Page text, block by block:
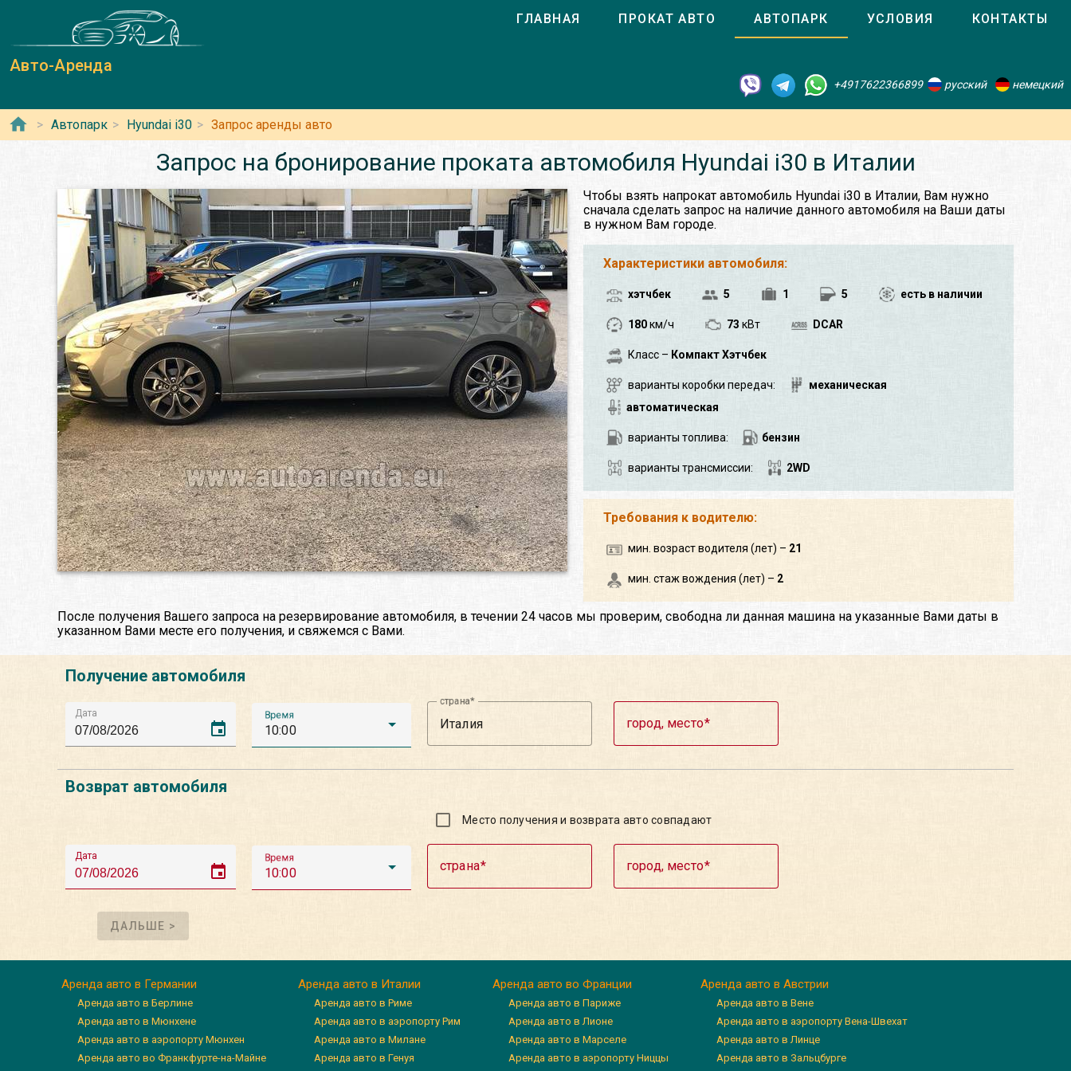
Авто-Аренда
ГЛАВНАЯ ПРОКАТ АВТО АВТОПАРК УСЛОВИЯ КОНТАКТЫ
+4917622366899 русский немецкий
Автопарк Hyundai i30 Запрос аренды авто
Запрос на бронирование проката автомобиля Hyundai i30 в Италии
Чтобы взять напрокат автомобиль Hyundai i30 в Италии, Вам нужно
сначала сделать запрос на наличие данного автомобиля на Ваши даты
в нужном Вам городе.
Характеристики автомобиля:
хэтчбек 5 1 5 есть в наличии
180км/ч 73 кВт DCAR
Класс – Компакт Хэтчбек
варианты коробки передач:
механическая
автоматическая
варианты топлива: бензин
варианты трансмиссии: 2WD
Требования к водителю:
мин. возраст водителя (лет) – 21
мин. стаж вождения (лет) – 2
После получения Вашего запроса на резервирование автомобиля, в течении 24 часов мы проверим, свободна ли данная машина на указанные Вами даты в
указанном Вами месте его получения, и свяжемся с Вами.
Получение автомобиля
Дата
event
Время
10:00
страна
город, место
Возврат автомобиля
Дата
event
Время
10:00
Место получения и возврата авто совпадают
страна город, место
ДАЛЬШЕ >
Аренда авто в Германии
Аренда авто в Берлине
Аренда авто в Мюнхене
Аренда авто в аэропорту Мюнхен
Аренда авто во Франкфурте-на-Майне
Аренда авто в Италии
Аренда авто в Риме
Аренда авто в аэропорту Рим
Аренда авто в Милане
Аренда авто в Генуя
Аренда авто во Франции
Аренда авто в Париже
Аренда авто в Лионе
Аренда авто в Марселе
Аренда авто в аэропорту Ниццы
Аренда авто в Австрии
Аренда авто в Вене
Аренда авто в аэропорту Вена-Швехат
Аренда авто в Линце
Аренда авто в Зальцбурге